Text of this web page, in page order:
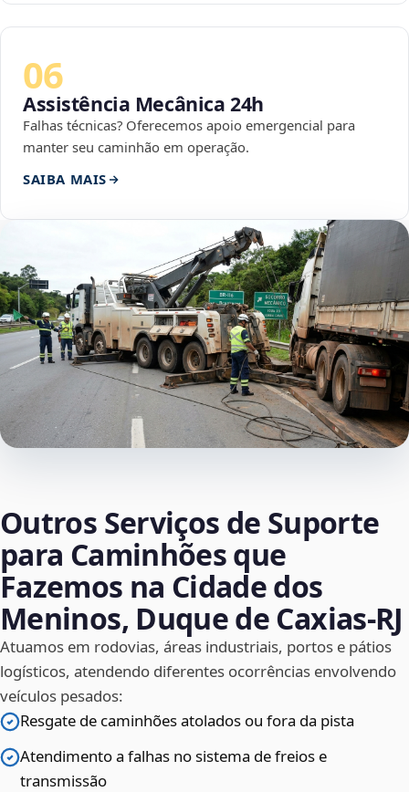
06
Assistência Mecânica 24h
Falhas técnicas? Oferecemos apoio emergencial para
manter seu caminhão em operação.
SAIBA MAIS
Outros Serviços de Suporte
para Caminhões que
Fazemos na Cidade dos
Meninos, Duque de Caxias‑RJ
Atuamos em rodovias, áreas industriais, portos e pátios
logísticos, atendendo diferentes ocorrências envolvendo
veículos pesados:
Resgate de caminhões atolados ou fora da pista
Atendimento a falhas no sistema de freios e
transmissão